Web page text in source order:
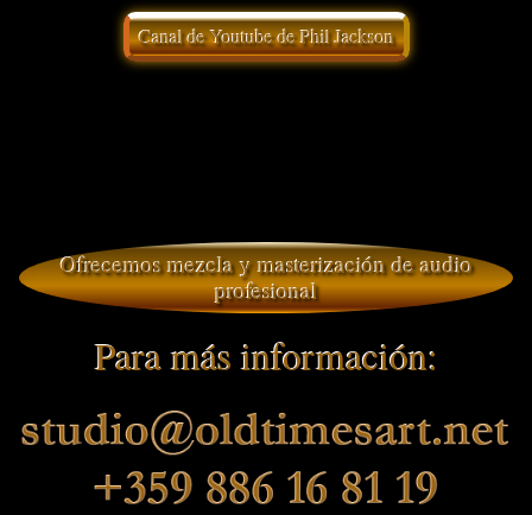
Canal de Youtube de Phil Jackson
Ofrecemos mezcla y masterización de audio
profesional
Para más información: